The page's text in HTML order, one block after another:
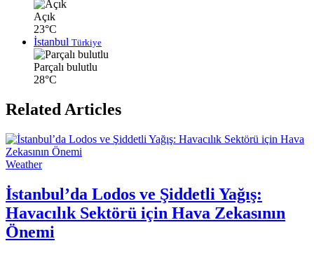
Açık
23°C
İstanbul Türkiye
Parçalı bulutlu
28°C
Related Articles
Weather
İstanbul’da Lodos ve Şiddetli Yağış:
Havacılık Sektörü için Hava Zekasının
Önemi